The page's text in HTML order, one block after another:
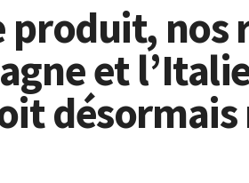
produit, nos
et
désormais